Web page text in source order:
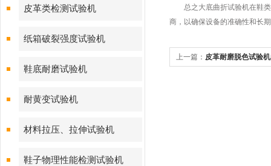
皮革类检测试验机
纸箱破裂强度试验机
鞋底耐磨试验机
耐黄变试验机
材料拉压、拉伸试验机
鞋子物理性能检测试验机
总之大底曲折试验机在鞋类
商，以确保设备的准确性和长
上一篇： 皮革耐磨脱色试验